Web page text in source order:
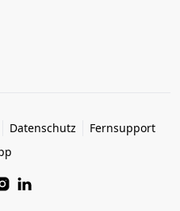
Datenschutz
Fernsupport